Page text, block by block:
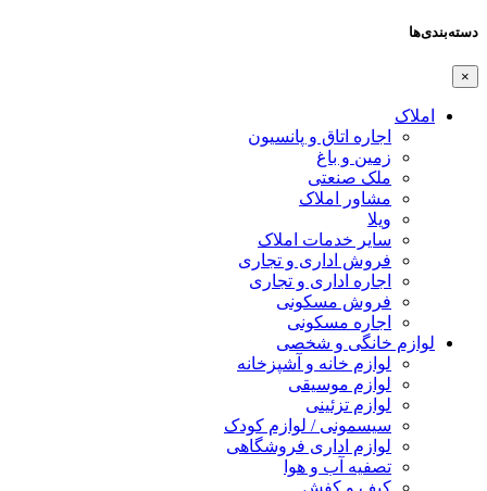
دسته‌بندی‌ها
×
املاک
اجاره اتاق و پانسیون
زمین و باغ
ملک صنعتی
مشاور املاک
ویلا
سایر خدمات املاک
فروش اداری و تجاری
اجاره اداری و تجاری
فروش مسکونی
اجاره مسکونی
لوازم خانگی و شخصی
لوازم خانه و آشپزخانه
لوازم موسیقی
لوازم تزئینی
سیسمونی / لوازم کودک
لوازم اداری فروشگاهی
تصفیه آب و هوا